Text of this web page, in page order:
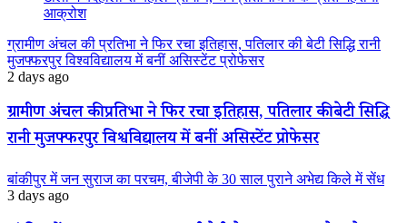
आक्रोश
ग्रामीण अंचल की प्रतिभा ने फिर रचा इतिहास, पतिलार की बेटी सिद्धि रानी
मुजफ्फरपुर विश्वविद्यालय में बनीं असिस्टेंट प्रोफेसर
2 days ago
ग्रामीण अंचल की प्रतिभा ने फिर रचा इतिहास, पतिलार की बेटी सिद्धि
रानी मुजफ्फरपुर विश्वविद्यालय में बनीं असिस्टेंट प्रोफेसर
बांकीपुर में जन सुराज का परचम, बीजेपी के 30 साल पुराने अभेद्य किले में सेंध
3 days ago